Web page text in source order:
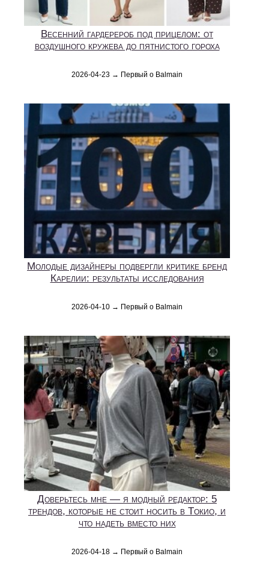
Весенний гардерероб под прицелом: от
воздушного кружева до пятнистого гороха
2026-04-23 → Первый о Balmain
Молодые дизайнеры подвергли критике бренд
Карелии: результаты исследования
2026-04-10 → Первый о Balmain
Доверьтесь мне — я модный редактор: 5
трендов, которые не стоит носить в Токио, и
что надеть вместо них
2026-04-18 → Первый о Balmain